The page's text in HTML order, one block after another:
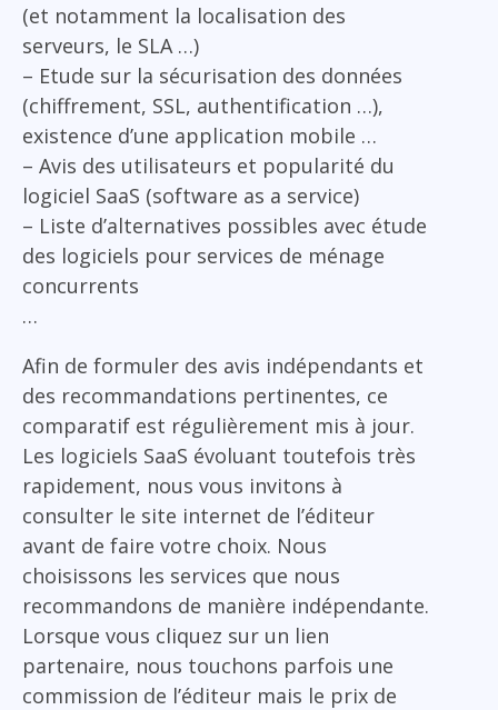
(et notamment la localisation des
serveurs, le SLA …)
– Etude sur la sécurisation des données
(chiffrement, SSL, authentification …),
existence d’une application mobile …
– Avis des utilisateurs et popularité du
logiciel SaaS (software as a service)
– Liste d’alternatives possibles avec étude
des logiciels pour services de ménage
concurrents
…
Afin de formuler des avis indépendants et
des recommandations pertinentes, ce
comparatif est régulièrement mis à jour.
Les logiciels SaaS évoluant toutefois très
rapidement, nous vous invitons à
consulter le site internet de l’éditeur
avant de faire votre choix. Nous
choisissons les services que nous
recommandons de manière indépendante.
Lorsque vous cliquez sur un lien
partenaire, nous touchons parfois une
commission de l’éditeur mais le prix de